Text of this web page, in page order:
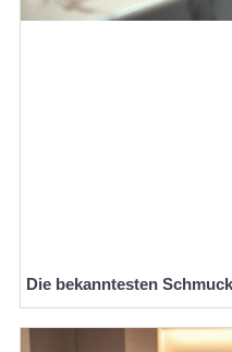
Die bekanntesten